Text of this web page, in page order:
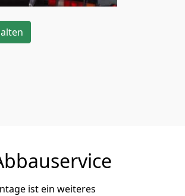
ist ein weiteres